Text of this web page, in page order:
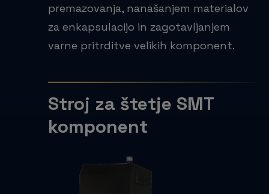
premazovanja, nanašanjem materialov
za enkapsulacijo in zagotavljanjem
varne pritrditve velikih komponent.
Stroj za štetje SMT
komponent